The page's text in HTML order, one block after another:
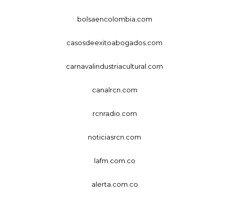
bolsaencolombia.com
casosdeexitoabogados.com
carnavalindustriacultural.com
canalrcn.com
rcnradio.com
noticiasrcn.com
lafm.com.co
alerta.com.co